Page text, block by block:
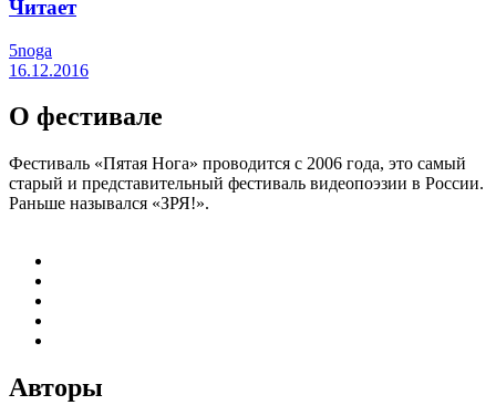
Читает
5noga
16.12.2016
О фестивале
Фестиваль «Пятая Нога» проводится с 2006 года, это самый
старый и представительный фестиваль видеопоэзии в России.
Раньше назывался «ЗРЯ!».
Авторы